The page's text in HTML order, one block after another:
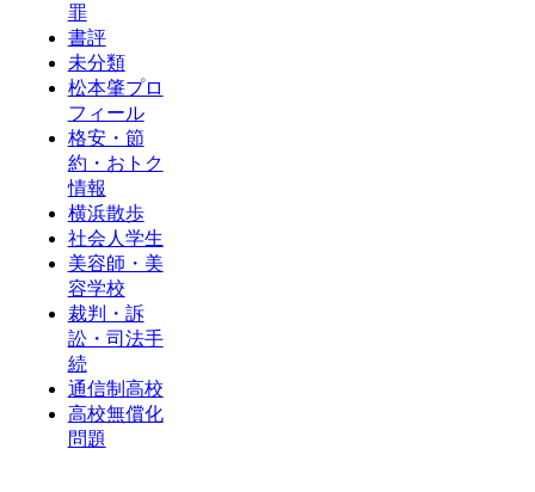
罪
書評
未分類
松本肇プロ
フィール
格安・節
約・おトク
情報
横浜散歩
社会人学生
美容師・美
容学校
裁判・訴
訟・司法手
続
通信制高校
高校無償化
問題